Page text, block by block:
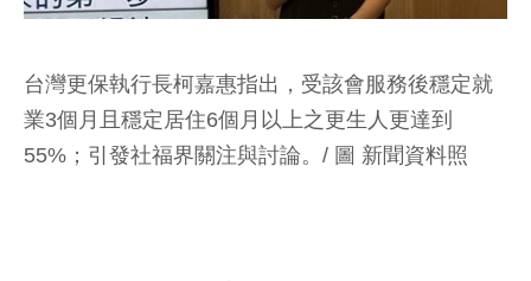
台灣更保執行長柯嘉惠指出，受該會服務後穩定就
業3個月且穩定居住6個月以上之更生人更達到
55%；引發社福界關注與討論。/ 圖 新聞資料照